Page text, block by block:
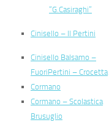
“G.Casiraghi”
Cinisello – Il Pertini
Cinisello Balsamo –
FuoriPertini – Crocetta
Cormano
Cormano – Scolastica
Brusuglio